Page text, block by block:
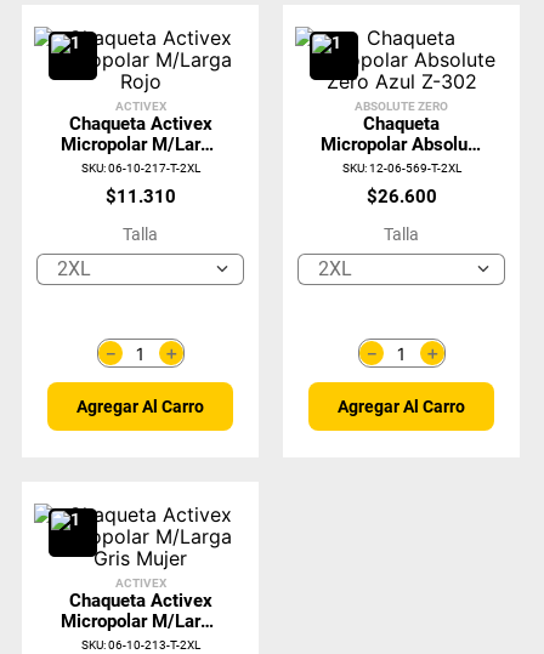
ACTIVEX
Chaqueta Activex
Micropolar M/Larga
Rojo
SKU:06-10-217-T-2XL
$11 .310
Talla
2XL
＋
－
Agregar Al Carro
ABSOLUTE ZERO
Chaqueta
Micropolar Absolute
Zero Azul Z-302
SKU:12-06-569-T-2XL
$26.600
Talla
2XL
＋
－
Agregar Al Carro
ACTIVEX
Chaqueta Activex
Micropolar M/Larga
Gris Mujer
SKU:06-10-213-T-2XL